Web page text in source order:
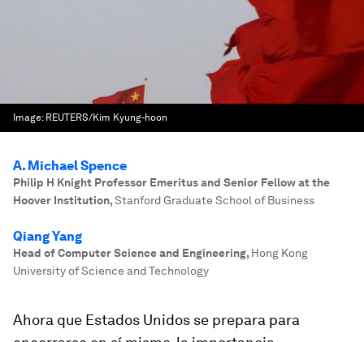
Image: REUTERS/Kim Kyung-hoon
A. Michael Spence
Philip H Knight Professor Emeritus and Senior Fellow at the
Hoover Institution,Stanford Graduate School of Business
Qiang Yang
Head of Computer Science and Engineering, Hong Kong
University of Science and Technology
Ahora que Estados Unidos se prepara para